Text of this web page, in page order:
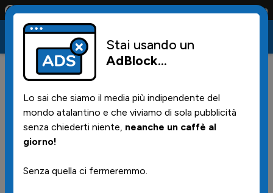
solo la maglia e solo i tifosi la portano tutta la vita
Notizie
Stai usando un
AdBlock...
Lo sai che siamo il media più indipendente del
mondo atalantino e che viviamo di sola pubblicità
senza chiederti niente, neanche un caffè al
giorno!
Senza quella ci fermeremmo.